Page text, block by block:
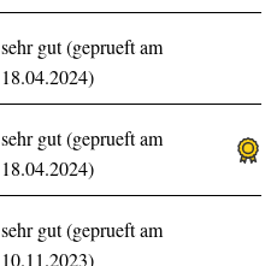
sehr gut (geprueft am
18.04.2024)
sehr gut (geprueft am
18.04.2024)
sehr gut (geprueft am
10.11.2023)